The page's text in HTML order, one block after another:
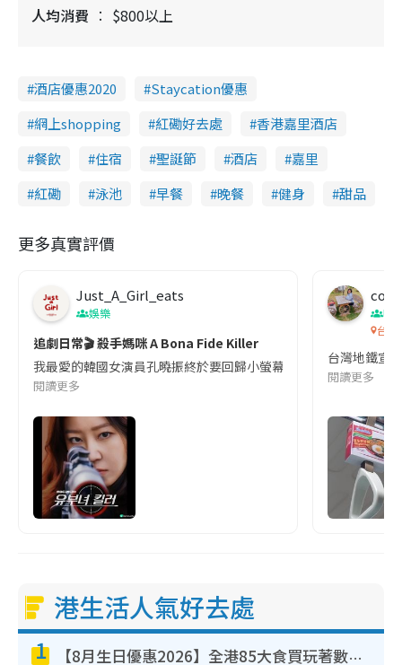
人均消費 $800以上
酒店優惠2020
Staycation優惠
網上shopping
紅磡好去處
香港嘉里酒店
餐飲
住宿 聖誕節 酒店
嘉里
紅磡
泳池 早餐 晚餐 健身 甜品
更多真實評價
Just_A_Girl_eats
娛樂
追劇日常🎬 殺手媽咪 A Bona Fide Killer
我最愛的韓國女演員孔曉振終於要回歸小螢幕啦!這次的劇本改編
閱讀更多
co
吹
台灣
台灣地鐵宣
閱讀更多
港生活人氣好去處
1 【8月生日優惠2026】全港85大食買玩著數攻略 自助餐/火鍋放題同行免費＋誠品/DONKI送現金券